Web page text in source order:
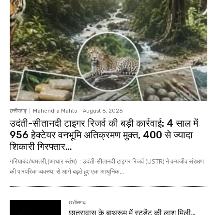
छत्तीसगढ़ Mahendra Mahto - August 6, 2026
उदंती-सीतानदी टाइगर रिजर्व की बड़ी कार्रवाई: 4 साल में
956 हेक्टेयर वनभूमि अतिक्रमण मुक्त, 400 से ज्यादा
शिकारी गिरफ्तार…
गरियाबंद/धमतरी,(आधार स्तंभ) : उदंती-सीतानदी टाइगर रिजर्व (USTR) ने वन्यजीव संरक्षण
की पारंपरिक व्यवस्था से आगे बढ़ते हुए एक आधुनिक...
छत्तीसगढ़
छात्रावास के बाथरूम में स्टूडेंट की लाश मिली…